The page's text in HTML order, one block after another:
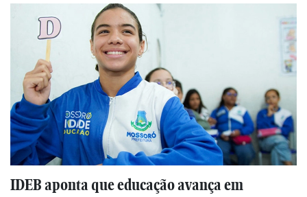
IDEB aponta que educação avança em